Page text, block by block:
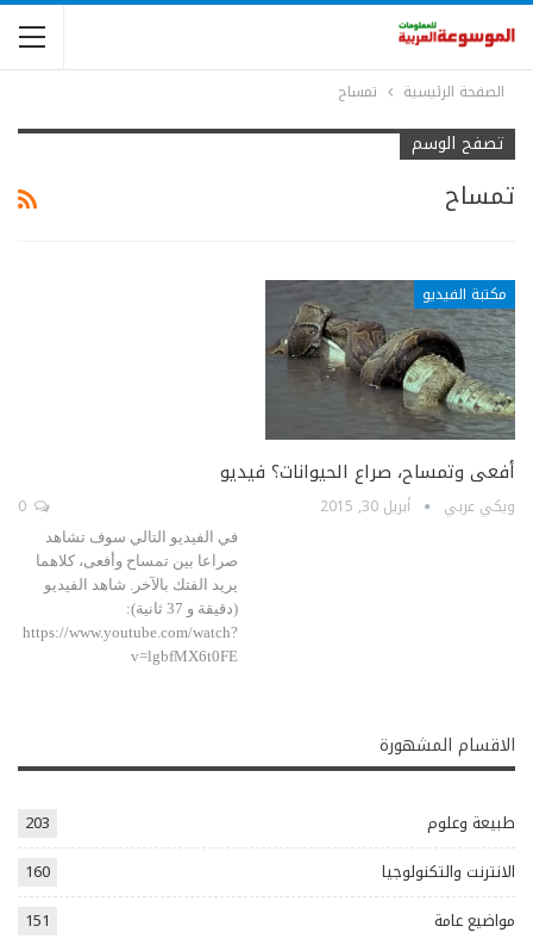
الصفحة الرئيسية تمساح
تصفح الوسم
تمساح
مكتبة الفيديو
أفعى وتمساح، صراع الحيوانات؟ فيديو
ويكي عربي أبريل 30, 2015
في الفيديو التالي سوف تشاهد
صراعا بين تمساح وأفعى، كلاهما
يريد الفتك بالآخر. شاهد الفيديو
(دقيقة و 37 ثانية):
https://www.youtube.com/watch?
v=lgbfMX6t0FE
الاقسام المشهورة
طبيعة وعلوم
203
الانترنت والتكنولوجيا
160
مواضيع عامة
151